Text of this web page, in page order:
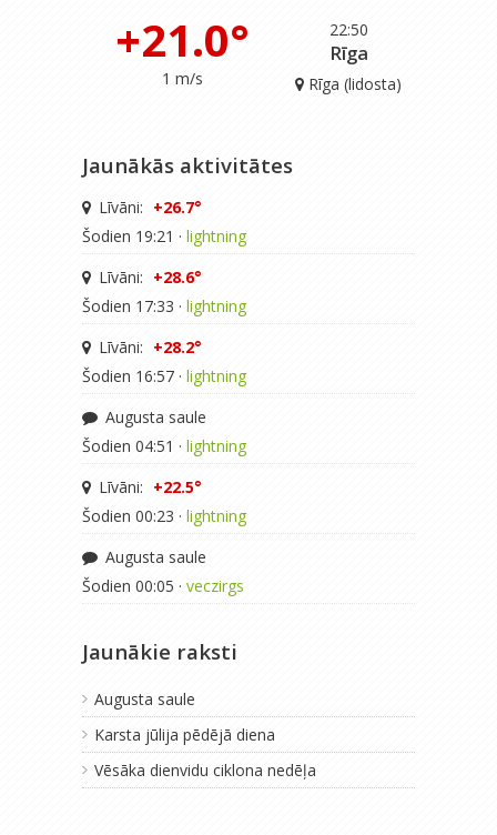
22:50
+21.0°
1 m/s
Rīga
Rīga (lidosta)
Jaunākās aktivitātes
Līvāni: +26.7°
Šodien 19:21 · lightning
Līvāni: +28.6°
Šodien 17:33 · lightning
Līvāni: +28.2°
Šodien 16:57 · lightning
Augusta saule
Šodien 04:51 · lightning
Līvāni: +22.5°
Šodien 00:23 · lightning
Augusta saule
Šodien 00:05 · veczirgs
Jaunākie raksti
Augusta saule
Karsta jūlija pēdējā diena
Vēsāka dienvidu ciklona nedēļa